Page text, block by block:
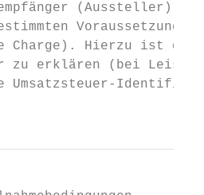
(Aussteller)
Charge). Hierzu ist
zu erklären (bei